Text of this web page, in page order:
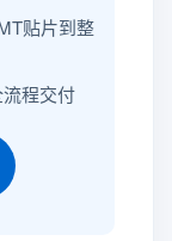
贴片到整
程交付